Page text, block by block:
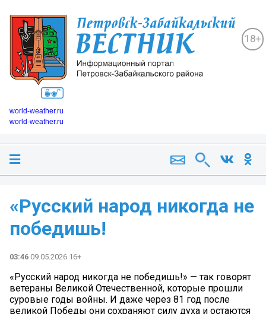
18+
world-weather.ru
world-weather.ru
«Русский народ никогда не
победишь!
03:46 09.05.2026 16+
«Русский народ никогда не победишь!» — так говорят
ветераны Великой Отечественной, которые прошли
суровые годы войны. И даже через 81 год после
великой Победы они сохраняют силу духа и остаются